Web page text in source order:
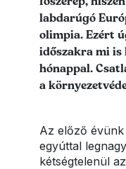
labdarúgó
olimpia. Ezért
időszakra mi is
hónappal.
a
Az előző
egyúttal
kétségtelenül